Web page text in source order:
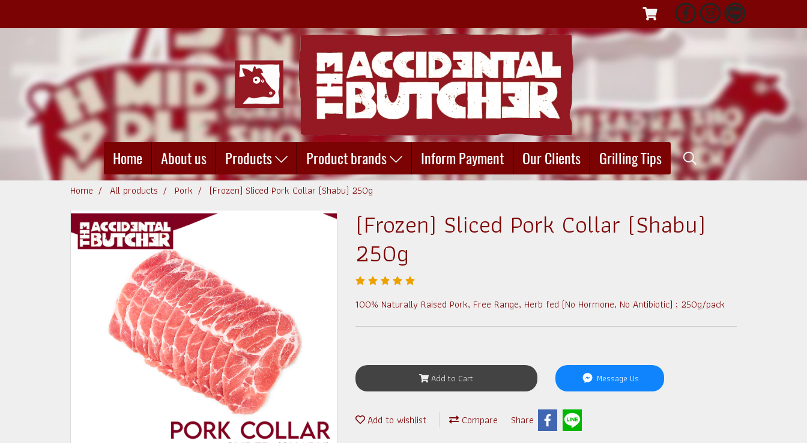
Home About us Products Product brands Inform Payment Our Clients Grilling Tips
Home All products Pork (Frozen) Sliced Pork Collar (Shabu) 250g
(Frozen) Sliced Pork Collar (Shabu)
250g
100% Naturally Raised Pork, Free Range, Herb fed (No Hormone, No Antibiotic) ; 250g/pack
Add to Cart Message Us
Add to wishlist Compare Share